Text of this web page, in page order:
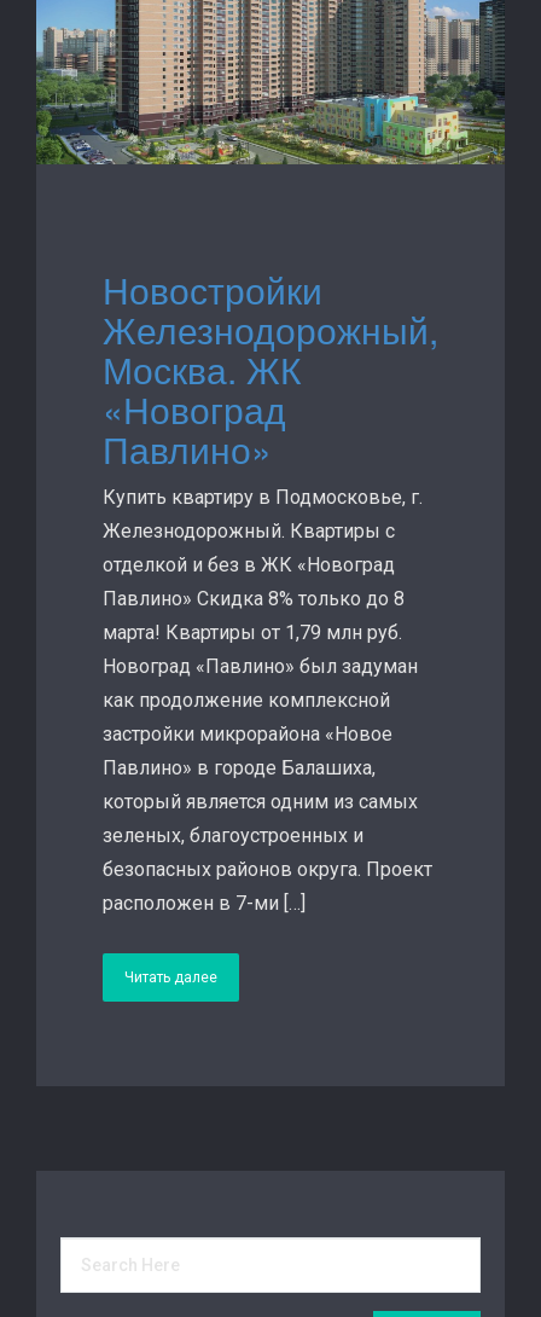
Новостройки
Железнодорожный,
Москва. ЖК
«Новоград
Павлино»
Купить квартиру в Подмосковье, г.
Железнодорожный. Квартиры с
отделкой и без в ЖК «Новоград
Павлино» Скидка 8% только до 8
марта! Квартиры от 1,79 млн руб.
Новоград «Павлино» был задуман
как продолжение комплексной
застройки микрорайона «Новое
Павлино» в городе Балашиха,
который является одним из самых
зеленых, благоустроенных и
безопасных районов округа. Проект
расположен в 7-ми […]
Читать далее